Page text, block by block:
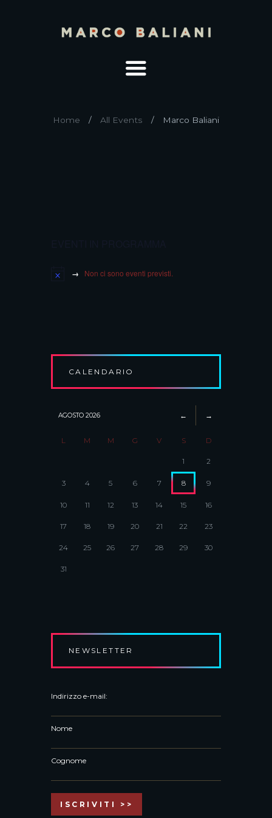
Home All Events Marco Baliani
Non ci sono eventi previsti.
CALENDARIO
AGOSTO 2026
L M M G V S D
1 2
3 4 5 6 7 8 9
10 11 12 13 14 15 16
17 18 19 20 21 22 23
24 25 26 27 28 29 30
31
NEWSLETTER
Indirizzo e-mail:
Nome
Cognome